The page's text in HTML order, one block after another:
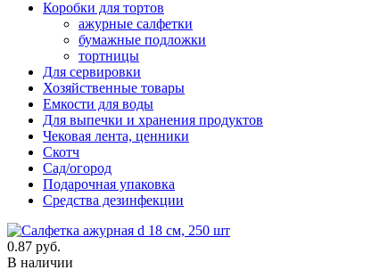
Коробки для тортов
ажурные салфетки
бумажные подложки
тортницы
Для сервировки
Хозяйственные товары
Емкости для воды
Для выпечки и хранения продуктов
Чековая лента, ценники
Скотч
Сад/огород
Подарочная упаковка
Средства дезинфекции
0.87 руб.
В наличии